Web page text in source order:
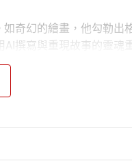
奇幻的繪畫，他勾勒出
撰寫與重現故事的靈魂